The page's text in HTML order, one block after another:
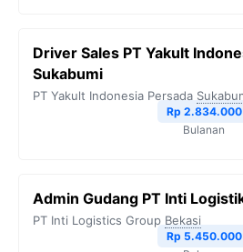
Driver Sales PT Yakult
Sukabumi
PT Yakult Indonesia Persada
Rp 2.834.000
Bulanan
Admin Gudang PT Inti
PT Inti Logistics Group Bekasi
Rp 5.450.000